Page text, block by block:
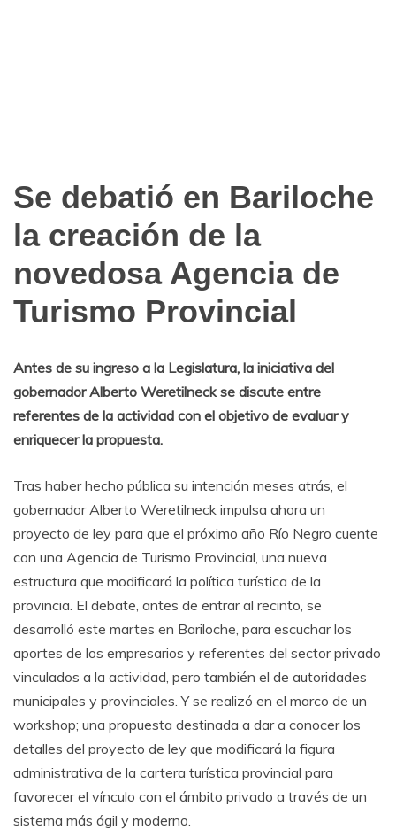
Notas
Archivo
Se debatió en Bariloche
la creación de la
novedosa Agencia de
Turismo Provincial
Antes de su ingreso a la Legislatura, la iniciativa del
gobernador Alberto Weretilneck se discute entre
referentes de la actividad con el objetivo de evaluar y
enriquecer la propuesta.
Tras haber hecho pública su intención meses atrás, el
gobernador Alberto Weretilneck impulsa ahora un
proyecto de ley para que el próximo año Río Negro cuente
con una Agencia de Turismo Provincial, una nueva
estructura que modificará la política turística de la
provincia. El debate, antes de entrar al recinto, se
desarrolló este martes en Bariloche, para escuchar los
aportes de los empresarios y referentes del sector privado
vinculados a la actividad, pero también el de autoridades
municipales y provinciales. Y se realizó en el marco de un
workshop; una propuesta destinada a dar a conocer los
detalles del proyecto de ley que modificará la figura
administrativa de la cartera turística provincial para
favorecer el vínculo con el ámbito privado a través de un
sistema más ágil y moderno.